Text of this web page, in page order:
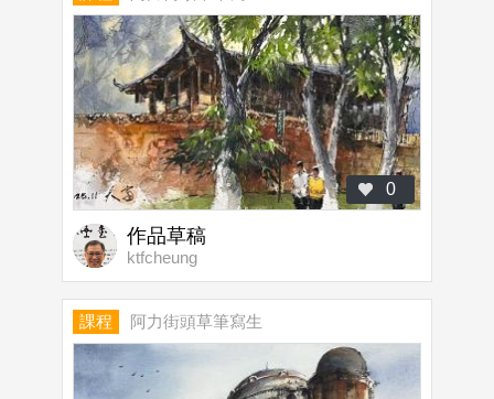
0
作品草稿
ktfcheung
課程 阿力街頭草筆寫生